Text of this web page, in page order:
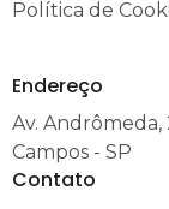
Política de
Endereço
Av. Andrômeda,
Campos - SP
Contato